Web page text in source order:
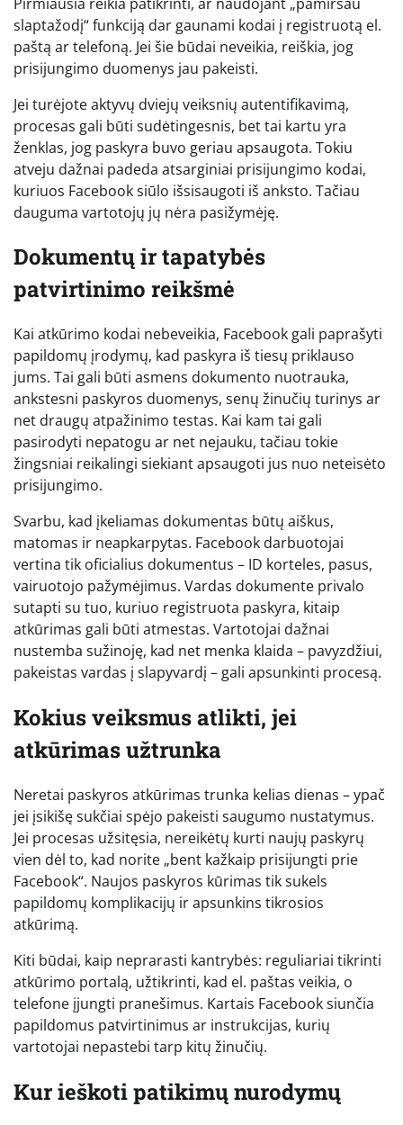
slaptažodį“ funkciją dar gaunami kodai į registruotą el.
paštą ar telefoną. Jei šie būdai neveikia, reiškia, jog
prisijungimo duomenys jau pakeisti.
Jei turėjote aktyvų dviejų veiksnių autentifikavimą,
procesas gali būti sudėtingesnis, bet tai kartu yra
ženklas, jog paskyra buvo geriau apsaugota. Tokiu
atveju dažnai padeda atsarginiai prisijungimo kodai,
kuriuos Facebook siūlo išsisaugoti iš anksto. Tačiau
dauguma vartotojų jų nėra pasižymėję.
Dokumentų ir tapatybės
patvirtinimo reikšmė
Kai atkūrimo kodai nebeveikia, Facebook gali paprašyti
papildomų įrodymų, kad paskyra iš tiesų priklauso
jums. Tai gali būti asmens dokumento nuotrauka,
ankstesni paskyros duomenys, senų žinučių turinys ar
net draugų atpažinimo testas. Kai kam tai gali
pasirodyti nepatogu ar net nejauku, tačiau tokie
žingsniai reikalingi siekiant apsaugoti jus nuo neteisėto
prisijungimo.
Svarbu, kad įkeliamas dokumentas būtų aiškus,
matomas ir neapkarpytas. Facebook darbuotojai
vertina tik oficialius dokumentus – ID korteles, pasus,
vairuotojo pažymėjimus. Vardas dokumente privalo
sutapti su tuo, kuriuo registruota paskyra, kitaip
atkūrimas gali būti atmestas. Vartotojai dažnai
nustemba sužinoję, kad net menka klaida – pavyzdžiui,
pakeistas vardas į slapyvardį – gali apsunkinti procesą.
Kokius veiksmus atlikti, jei
atkūrimas užtrunka
Neretai paskyros atkūrimas trunka kelias dienas – ypač
jei įsikišę sukčiai spėjo pakeisti saugumo nustatymus.
Jei procesas užsitęsia, nereikėtų kurti naujų paskyrų
vien dėl to, kad norite „bent kažkaip prisijungti prie
Facebook“. Naujos paskyros kūrimas tik sukels
papildomų komplikacijų ir apsunkins tikrosios
atkūrimą.
Kiti būdai, kaip neprarasti kantrybės: reguliariai tikrinti
atkūrimo portalą, užtikrinti, kad el. paštas veikia, o
telefone įjungti pranešimus. Kartais Facebook siunčia
papildomus patvirtinimus ar instrukcijas, kurių
vartotojai nepastebi tarp kitų žinučių.
Kur ieškoti patikimų nurodymų